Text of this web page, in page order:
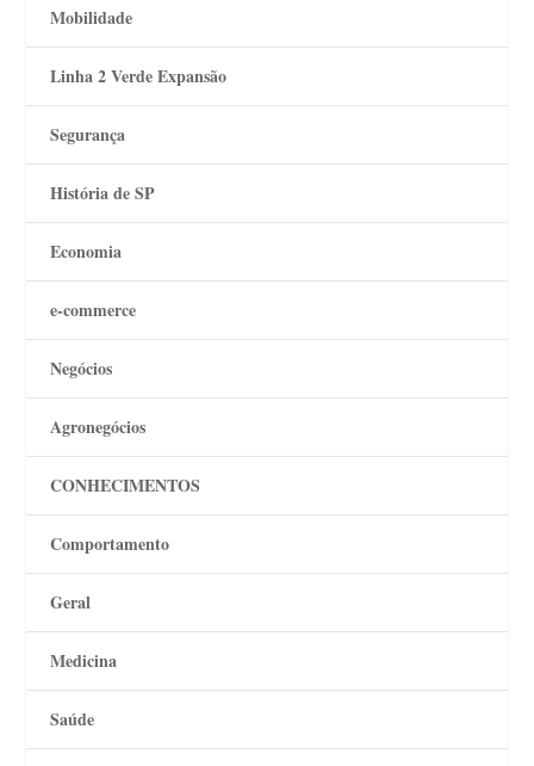
Mobilidade
Linha 2 Verde Expansão
Segurança
História de SP
Economia
e-commerce
Negócios
Agronegócios
CONHECIMENTOS
Comportamento
Geral
Medicina
Saúde